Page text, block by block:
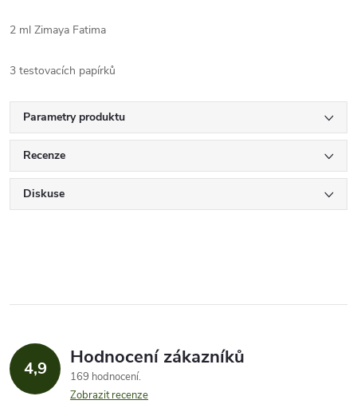
2 ml Zimaya Fatima
3 testovacích papírků
Parametry produktu
Recenze
Diskuse
4,9 Hodnocení zákazníků
169 hodnocení
Zobrazit recenze